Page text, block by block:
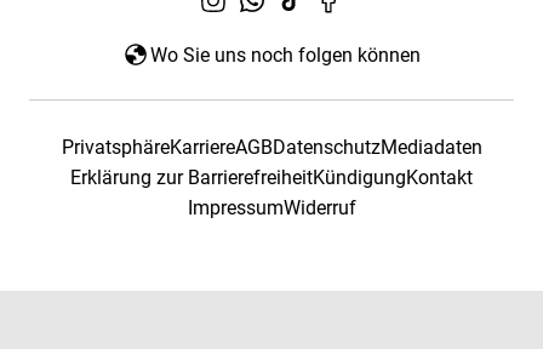
Wo Sie uns noch folgen können
PrivatsphäreKarriereAGBDatenschutzMediadaten
Erklärung zur BarrierefreiheitKündigungKontakt
ImpressumWiderruf